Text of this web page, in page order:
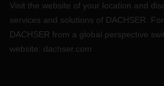
Visit the website of your location and
services and solutions of DACHSER.
DACHSER from a global perspective
website: dachser.com